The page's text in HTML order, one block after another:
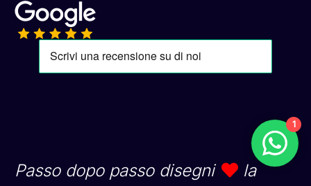
Passo dopo passo disegni
la
1